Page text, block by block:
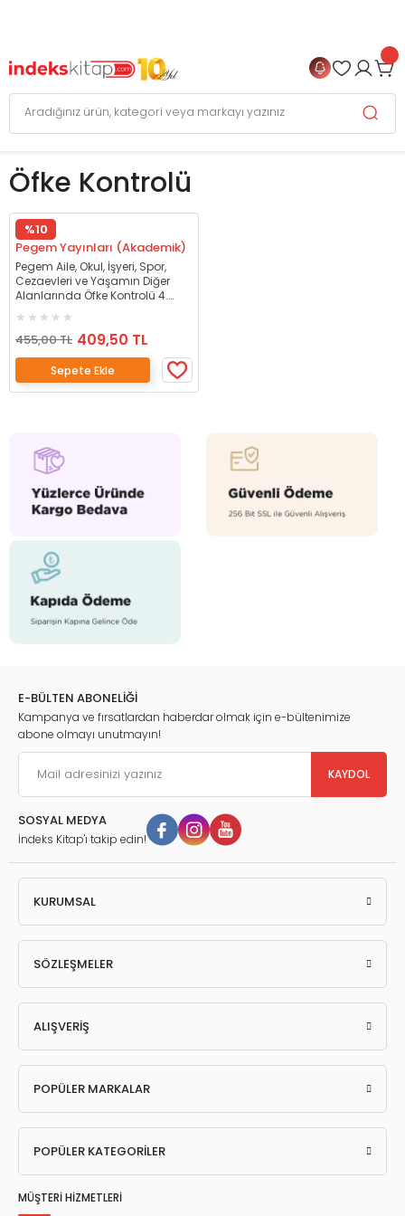
Öfke Kontrolü
%10
Pegem Yayınları (Akademik)
Pegem Aile, Okul, İşyeri, Spor,
Cezaevleri ve Yaşamın Diğer
Alanlarında Öfke Kontrolü 4.
Pegem Akademi Yayınları
455,00 TL 409,50 TL
Sepete Ekle
E-BÜLTEN ABONELİĞİ
Kampanya ve fırsatlardan haberdar olmak için e-bültenimize
abone olmayı unutmayın!
KAYDOL
SOSYAL MEDYA
İndeks Kitap'ı takip edin!
KURUMSAL
SÖZLEŞMELER
ALIŞVERİŞ
POPÜLER MARKALAR
POPÜLER KATEGORİLER
MÜŞTERİ HİZMETLERİ